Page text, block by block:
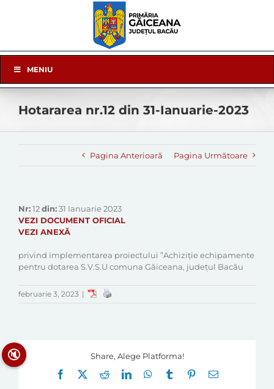
Navigation
MENIU
Hotararea nr.12 din 31-Ianuarie-2023
Pagina Anterioară Pagina Următoare
Nr:12din:31 Ianuarie 2023
VEZI DOCUMENT OFICIAL
VEZI ANEXĂ
privind implementarea proiectului ”Achiziție echipamente
pentru dotarea S.V.S.U comuna Găiceana, județul Bacău
februarie 3, 2023 |
Share, Alege Platforma!
Facebook
RedditLinkedInWhatsApp
Tumblr Pinterest
E-
🔇